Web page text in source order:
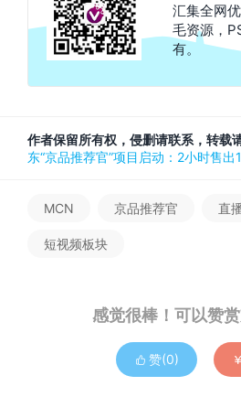
汇集全网
毛资源，
有。
作者保留所有权，侵删请联系，转载
东“京品推荐官”项目启动：2小时售出
MCN 京品推荐官 直
短视频板块
感觉很棒！可以赞
 赞(0) 